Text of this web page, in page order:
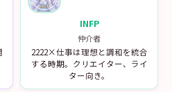
INFP
仲介者
2222×仕事は理想と調和を統合
する時期。クリエイター、ライ
ター向き。